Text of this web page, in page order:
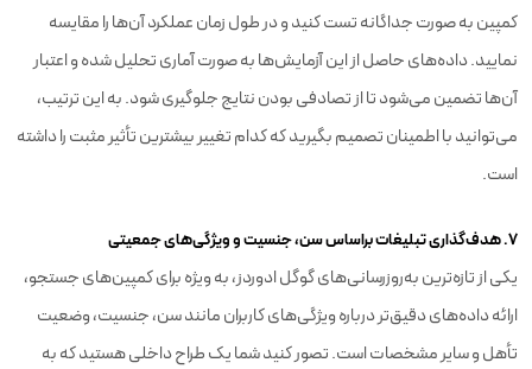
کمپین به صورت جداگانه تست کنید و در طول زمان عملکرد آن‌ها را مقایسه
نمایید. داده‌های حاصل از این آزمایش‌ها به صورت آماری تحلیل شده و اعتبار
آن‌ها تضمین می‌شود تا از تصادفی بودن نتایج جلوگیری شود. به این ترتیب،
می‌توانید با اطمینان تصمیم بگیرید که کدام تغییر بیشترین تأثیر مثبت را داشته
است.
۷. هدف‌گذاری تبلیغات براساس سن، جنسیت و ویژگی‌های جمعیتی
یکی از تازه‌ترین به‌روزرسانی‌های گوگل ادوردز، به ویژه برای کمپین‌های جستجو،
ارائه داده‌های دقیق‌تر درباره ویژگی‌های کاربران مانند سن، جنسیت، وضعیت
تأهل و سایر مشخصات است. تصور کنید شما یک طراح داخلی هستید که به